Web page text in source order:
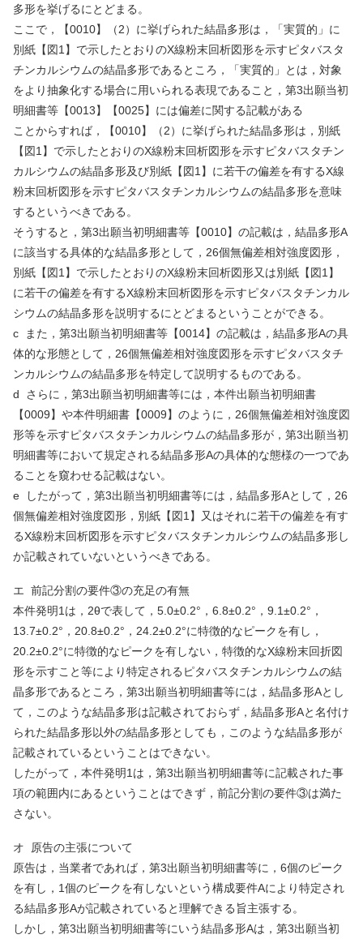
多形を挙げるにとどまる。
ここで，【0010】（2）に挙げられた結晶多形は，「実質的」に
別紙【図1】で示したとおりのX線粉末回析図形を示すピタバスタ
チンカルシウムの結晶多形であるところ，「実質的」とは，対象
をより抽象化する場合に用いられる表現であること，第3出願当初
明細書等【0013】【0025】には偏差に関する記載がある
ことからすれば，【0010】（2）に挙げられた結晶多形は，別紙
【図1】で示したとおりのX線粉末回析図形を示すピタバスタチン
カルシウムの結晶多形及び別紙【図1】に若干の偏差を有するX線
粉末回析図形を示すピタバスタチンカルシウムの結晶多形を意味
するというべきである。
そうすると，第3出願当初明細書等【0010】の記載は，結晶多形A
に該当する具体的な結晶多形として， 26個無偏差相対強度図形，
別紙【図1】で示したとおりのX線粉末回析図形又は別紙【図1】
に若干の偏差を有するX線粉末回析図形を示すピタバスタチンカル
シウムの結晶多形を説明するにとどまるということができる。
c
また，第3出願当初明細書等【0014】の記載は，結晶多形Aの具
体的な形態として， 26個無偏差相対強度図形を示すピタバスタチ
ンカルシウムの結晶多形を特定して説明するものである。
d さらに，第3出願当初明細書等には，本件出願当初明細書
【0009】や本件明細書【0009】のように， 26個無偏差相対強度図
形等を示すピタバスタチンカルシウムの結晶多形が，第3出願当初
明細書等において規定される結晶多形Aの具体的な態様の一つであ
ることを窺わせる記載はない。
e
したがって，第3出願当初明細書等には，結晶多形Aとして， 26
個無偏差相対強度図形，別紙【図1】又はそれに若干の偏差を有す
るX線粉末回析図形を示すピタバスタチンカルシウムの結晶多形し
か記載されていないというべきである。
エ 前記分割の要件③の充足の有無
本件発明1 は， 2θで表して， 5.0±0.2°， 6.8±0.2°， 9.1±0.2°，
13.7±0.2°， 20.8±0.2°， 24.2±0.2°に特徴的なピークを有し，
20.2±0.2°に特徴的なピークを有しない，特徴的なX線粉末回折図
形を示すこと等により特定されるピタバスタチンカルシウムの結
晶多形であるところ，第3出願当初明細書等には，結晶多形Aとし
て，このような結晶多形は記載されておらず，結晶多形Aと名付け
られた結晶多形以外の結晶多形としても，このような結晶多形が
記載されているということはできない。
したがって，本件発明1 は，第3出願当初明細書等に記載された事
項の範囲内にあるということはできず，前記分割の要件③は満た
さない。
オ
原告の主張について
原告は，当業者であれば，第3出願当初明細書等に， 6個のピーク
を有し， 1個のピークを有しないという構成要件Aにより特定され
る結晶多形Aが記載されていると理解できる旨主張する。
しかし，第3出願当初明細書等にいう結晶多形Aは，第3出願当初